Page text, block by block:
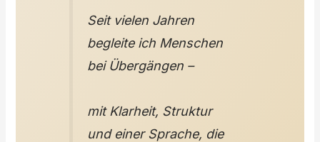
Seit vielen Jahren
begleite ich Menschen
bei Übergängen –
mit Klarheit, Struktur
und einer Sprache, die